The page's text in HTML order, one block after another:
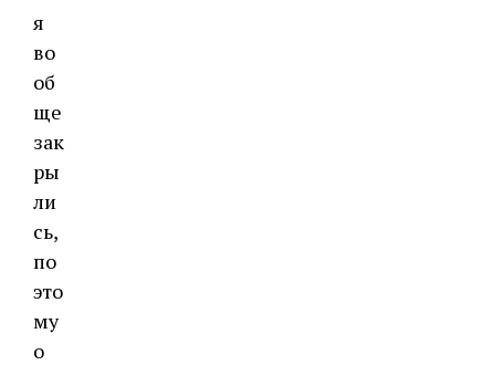
я
во
об
ще
зак
ры
ли
сь,
по
это
му
о